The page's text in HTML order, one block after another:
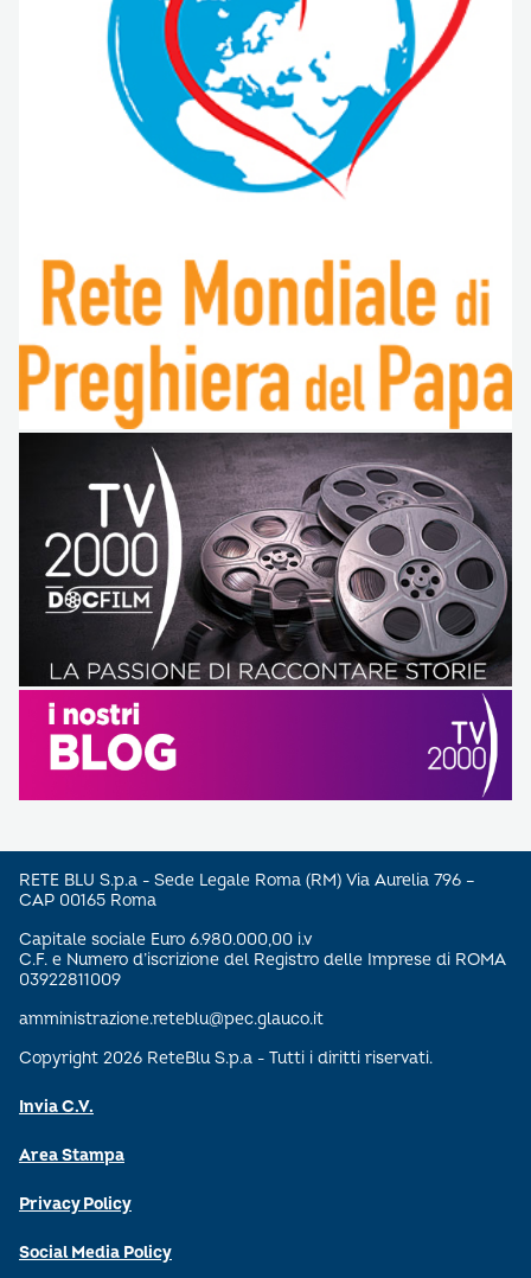
RETE BLU S.p.a - Sede Legale Roma (RM) Via Aurelia 796 –
CAP 00165 Roma
Capitale sociale Euro 6.980.000,00 i.v
C.F. e Numero d’iscrizione del Registro delle Imprese di ROMA
03922811009
amministrazione.reteblu@pec.glauco.it
Copyright 2026 ReteBlu S.p.a - Tutti i diritti riservati.
Invia C.V.
Area Stampa
Privacy Policy
Social Media Policy